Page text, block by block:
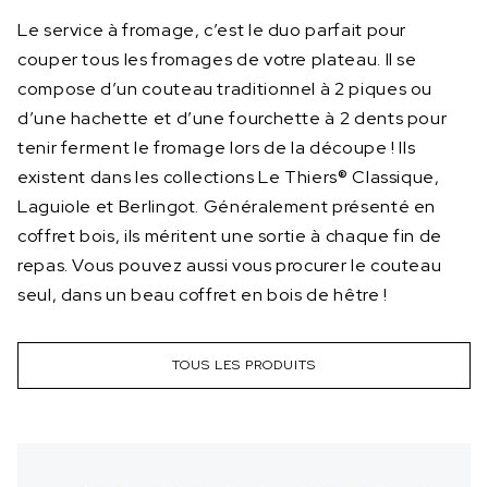
Le service à fromage, c’est le duo parfait pour
couper tous les fromages de votre plateau. Il se
compose d’un couteau traditionnel à 2 piques ou
d’une hachette et d’une fourchette à 2 dents pour
tenir ferment le fromage lors de la découpe ! Ils
existent dans les collections Le Thiers® Classique,
Laguiole et Berlingot. Généralement présenté en
coffret bois, ils méritent une sortie à chaque fin de
repas. Vous pouvez aussi vous procurer le couteau
seul, dans un beau coffret en bois de hêtre !
TOUS LES PRODUITS